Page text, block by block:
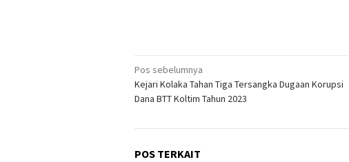
Navigasi
pos
Pos sebelumnya
Kejari Kolaka Tahan Tiga Tersangka Dugaan Korupsi
Dana BTT Koltim Tahun 2023
POS TERKAIT